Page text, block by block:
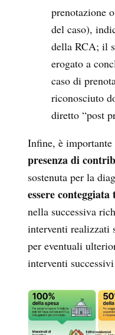
prenotazione
del caso),
della RCA; il
erogato a
caso di
riconosciuto
diretto “post
Infine, è importante
presenza di
sostenuta per la
essere
nella successiva
interventi realizzati
per eventuali
interventi